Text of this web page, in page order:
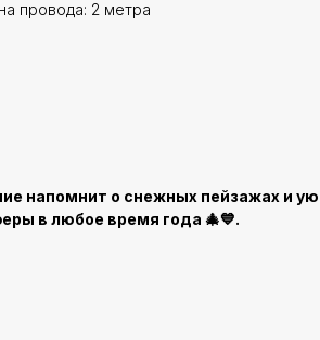
провода: 2 метра
напомнит о снежных пейзажах и
в любое время года 🎄💙.